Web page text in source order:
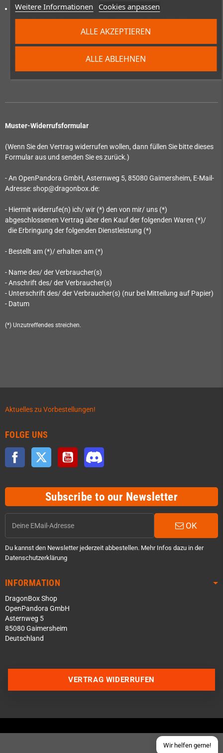
Weitere Informationen Cookies anpassen
ALLE ABLEHNEN
ALLE AKZEPTIEREN
auf der festgehalten ist, dass der Verbraucher vor
Vertragserfüllung ausdrücklich zugestimmt hat, dass der
Unternehmer mit der Vertragserfüllung vor Ablauf der
sein Widerrufsrecht verliert.
Muster-Widerrufsformular
(Wenn Sie den Vertrag widerrufen wollen, dann füllen Sie bitte dieses
Formular aus und senden Sie es zurück.)
- An OpenPandora GmbH, Asternweg 5, 85080 Gaimersheim, E-Mail-
Adresse: shop@dragonbox.de:
- Hiermit widerrufe(n) ich/ wir (*) den von mir/ uns (*)
abgeschlossenen Vertrag über den Kauf der folgenden Waren (*)/
die Erbringung der folgenden Dienstleistung (*)
- Bestellt am (*)/ erhalten am (*)
- Name des/ der Verbraucher(s)
- Anschrift des/ der Verbraucher(s)
- Unterschrift des/ der Verbraucher(s) (nur bei Mitteilung auf Papier)
- Datum
(*) Unzutreffendes streichen.
Aktuelles zu Vorbestellungen!
FOLGE UNS
Facebook Twitter YouTube
Subscribe to our Newsletter
OK
Du kannst den Newsletter jederzeit abbestellen. Mehr Infos dazu in der
Datenschutzerklärung
INFORMATION
DragonBox Shop
OpenPandora GmbH
Asternweg 5
85080 Gaimersheim
Deutschland
Wir helfen gerne!
Schick uns eine eMail
VERTRAG WIDERRUFEN